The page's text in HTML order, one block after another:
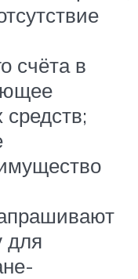
счёта в
для